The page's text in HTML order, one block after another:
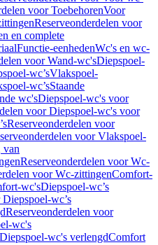
voor ToebehorenVoor
Reserveonderdelen voor
en complete
Functie-eenhedenWc's en wc-
voor Wand-wc'sDiepspoel-
wc’sVlakspoel-
wc’sStaande
wc'sDiepspoel-wc's voor
voor Diepspoel-wc's voor
Reserveonderdelen voor
voor Vlakspoel-
van
Reserveonderdelen voor Wc-
voor Wc-zittingenComfort-
wc'sDiepspoel-wc’s
wc’s
Reserveonderdelen voor
wc's
wc's verlengdComfort